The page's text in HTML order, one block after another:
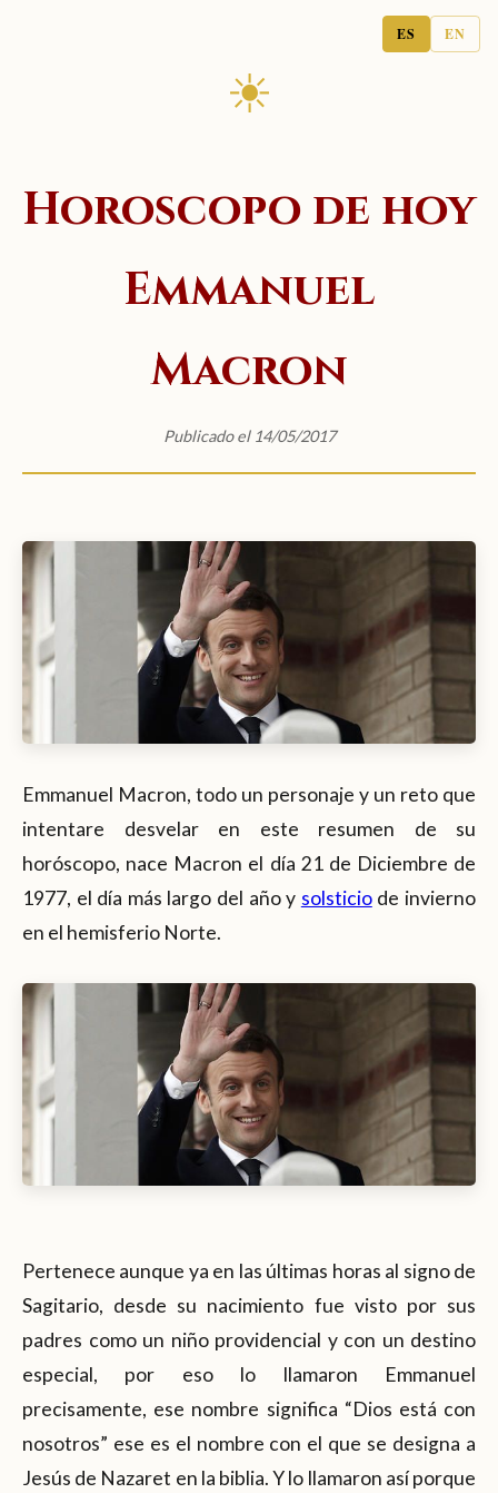
ES EN
☀
Horoscopo de hoy
Emmanuel
Macron
Publicado el 14/05/2017
Emmanuel Macron, todo un personaje y un reto que
intentare desvelar en este resumen de su
horóscopo, nace Macron el día 21 de Diciembre de
1977, el día más largo del año y solsticiode invierno
en el hemisferio Norte.
Pertenece aunque ya en las últimas horas al signo de
Sagitario, desde su nacimiento fue visto por sus
padres como un niño providencial y con un destino
especial, por eso lo llamaron Emmanuel
precisamente, ese nombre significa “Dios está con
nosotros” ese es el nombre con el que se designa a
Jesús de Nazaret en la biblia. Y lo llamaron así porque